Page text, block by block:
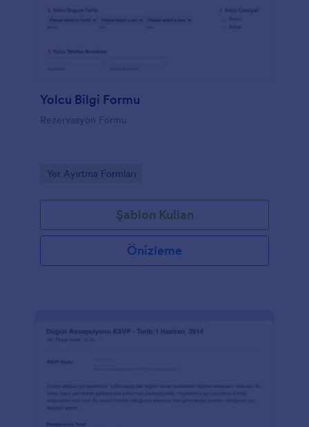
Yolcu Bilgi Formu
Rezervasyon Formu
Go to Category:
Yer Ayırtma Formları
Şablon Kullan
Önizleme